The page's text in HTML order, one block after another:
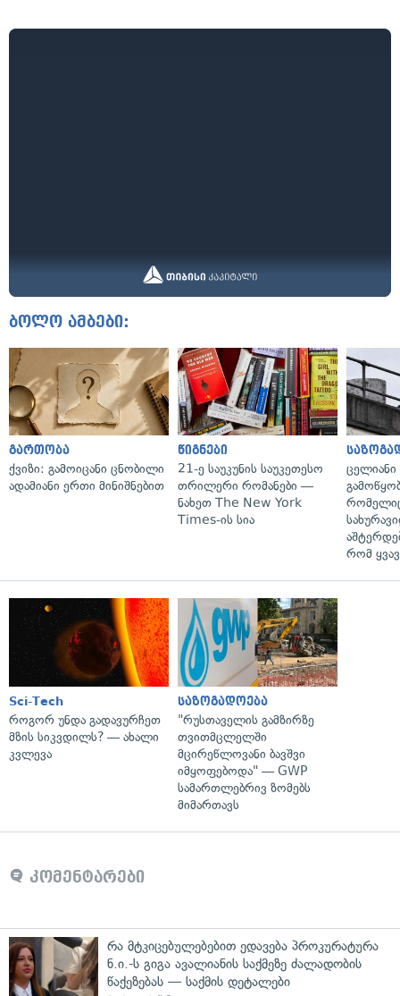
ბოლო ამბები:
გართობა
ქვიზი: გამოიცანი ცნობილი
ადამიანი ერთი მინიშნებით
წიგნები
21-ე საუკუნის საუკეთესო
თრილერი რომანები —
ნახეთ The New York
Times-ის სია
რომელიც
რომ
Sci-Tech
როგორ უნდა გადავურჩეთ
მზის სიკვდილს? — ახალი
კვლევა
საზოგადოება
"რუსთაველის გამზირზე
თვითმცლელში
მცირეწლოვანი ბავშვი
იმყოფებოდა" — GWP
სამართლებრივ ზომებს
მიმართავს
კომენტარები
რა მტკიცებულებებით ედავება პროკურატურა
ნ.ი.-ს გიგა ავალიანის საქმეზე ძალადობის
წაქეზებას — საქმის დეტალები